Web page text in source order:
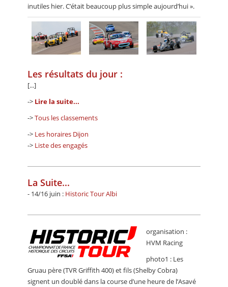
inutiles hier. C’était beaucoup plus simple aujourd’hui ».
Les résultats du jour :
[...]
-> Lire la suite...
->Tous les classements
-> Les horaires Dijon
-> Liste des engagés
La Suite...
- 14/16 juin : Historic Tour Albi
organisation :
HVM Racing
photo1 : Les
Gruau père (TVR Griffith 400) et fils (Shelby Cobra)
signent un doublé dans la course d’une heure de l’Asavé